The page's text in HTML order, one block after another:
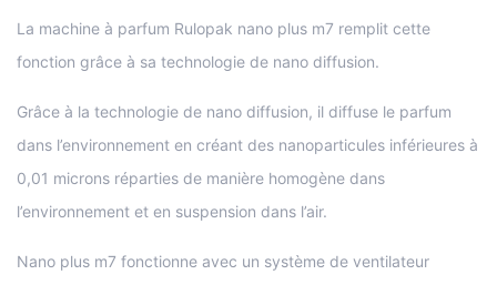
La machine à parfum Rulopak nano plus m7 remplit cette
fonction grâce à sa technologie de nano diffusion.
Grâce à la technologie de nano diffusion, il diffuse le parfum
dans l’environnement en créant des nanoparticules inférieures à
0,01 microns réparties de manière homogène dans
l’environnement et en suspension dans l’air.
Nano plus m7 fonctionne avec un système de ventilateur